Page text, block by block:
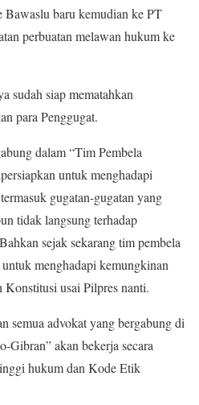
baru kemudian ke PT
perbuatan melawan hukum ke
sudah siap mematahkan
para Penggugat.
dalam “Tim Pembela
untuk menghadapi
gugatan-gugatan yang
tidak langsung terhadap
sejak sekarang tim pembela
menghadapi kemungkinan
usai Pilpres nanti.
semua advokat yang bergabung di
Gibran” akan bekerja secara
hukum dan Kode Etik